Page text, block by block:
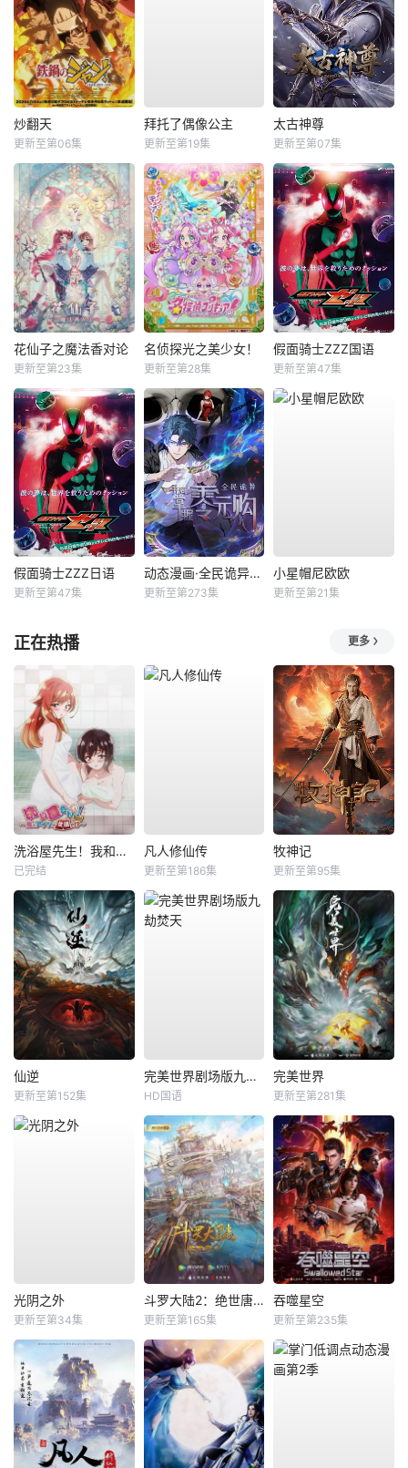
炒翻天
更新至第06集
拜托了偶像公主
更新至第19集
太古神尊
更新至第07集
花仙子之魔法香对论
更新至第23集
名侦探光之美少女！
更新至第28集
假面骑士ZZZ国语
更新至第47集
假面骑士ZZZ日语
更新至第47集
动态漫画·全民诡异：开局掌握零元购
更新至第273集
小星帽尼欧欧
更新至第21集
正在热播 更多
洗浴屋先生！我和那家伙在女浴池！？
已完结
凡人修仙传
更新至第186集
牧神记
更新至第95集
仙逆
更新至第152集
完美世界剧场版九劫焚天
HD国语
完美世界
更新至第281集
光阴之外
更新至第34集
斗罗大陆2：绝世唐门
更新至第165集
吞噬星空
更新至第235集